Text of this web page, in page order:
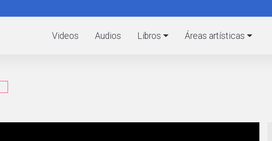
al
contenido
Videos Audios Libros Áreas artísticas